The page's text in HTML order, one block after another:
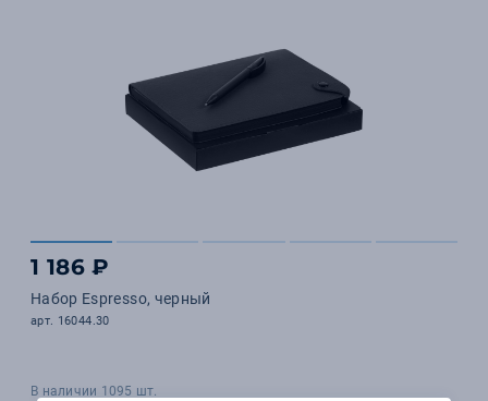
1 186 ₽
Набор Espresso, черный
арт. 16044.30
В наличии 1095 шт.